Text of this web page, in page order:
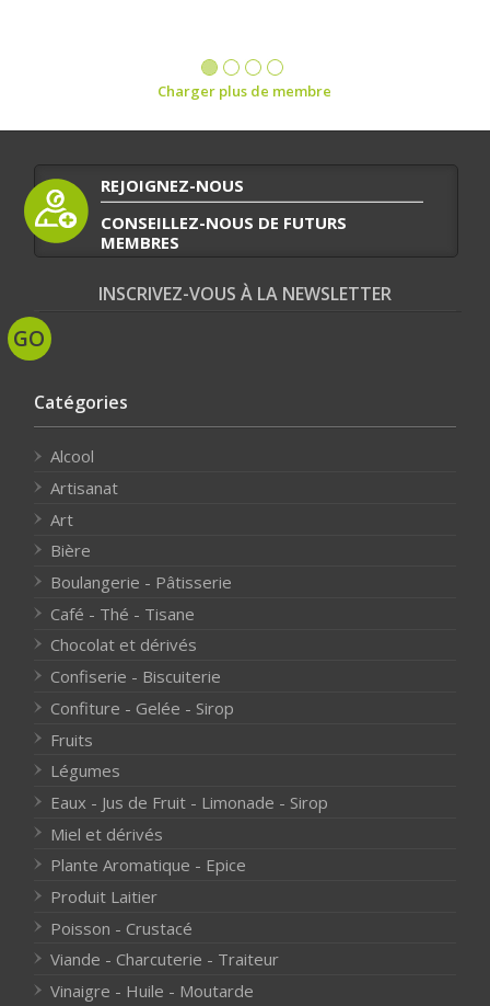
Charger plus de membre
REJOIGNEZ-NOUS
CONSEILLEZ-NOUS DE FUTURS
MEMBRES
INSCRIVEZ-VOUS À LA NEWSLETTER
Catégories
Alcool
Artisanat
Art
Bière
Boulangerie - Pâtisserie
Café - Thé - Tisane
Chocolat et dérivés
Confiserie - Biscuiterie
Confiture - Gelée - Sirop
Fruits
Légumes
Eaux - Jus de Fruit - Limonade - Sirop
Miel et dérivés
Plante Aromatique - Epice
Produit Laitier
Poisson - Crustacé
Viande - Charcuterie - Traiteur
Vinaigre - Huile - Moutarde